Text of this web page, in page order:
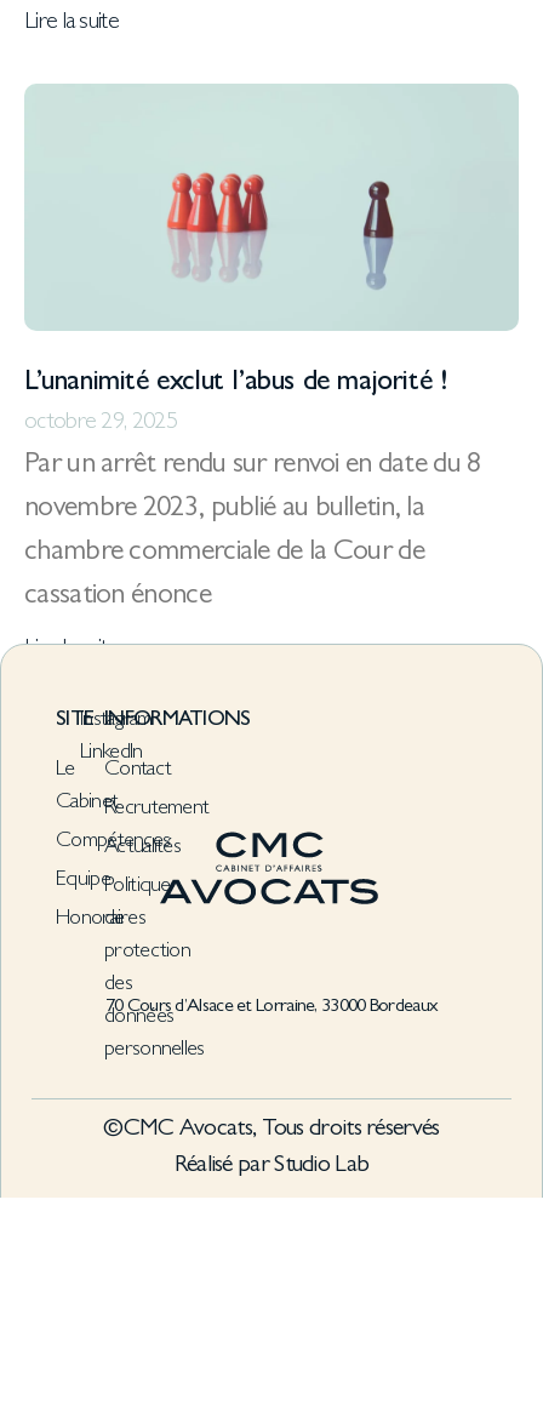
Lire la suite
L’unanimité exclut l’abus de majorité !
octobre 29, 2025
Par un arrêt rendu sur renvoi en date du 8
novembre 2023, publié au bulletin, la
chambre commerciale de la Cour de
cassation énonce
Lire la suite
SITE
Le
Cabinet
Compétences
Equipe
Honoraires
Instagram
LinkedIn
INFORMATIONS
Contact
Recrutement
Actualités
Politique
de
protection
des
données
personnelles
70 Cours d’Alsace et Lorraine, 33000 Bordeaux
©CMC Avocats, Tous droits réservés
Réalisé par Studio Lab